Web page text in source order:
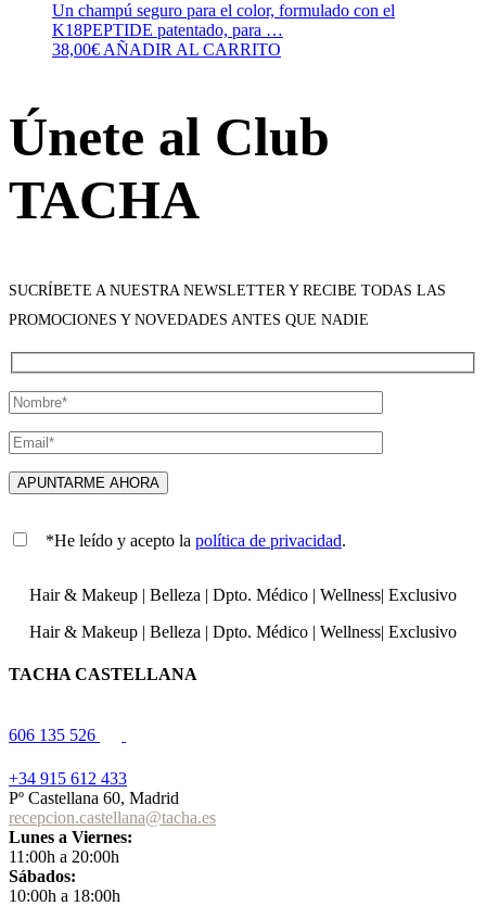
Un champú seguro para el color, formulado con el
K18PEPTIDE patentado, para …
38,00€AÑADIR AL CARRITO
Únete al Club
TACHA
SUCRÍBETE A NUESTRA NEWSLETTER Y RECIBE TODAS LAS
PROMOCIONES Y NOVEDADES ANTES QUE NADIE
*He leído y acepto la política de privacidad.
Hair & Makeup | Belleza | Dpto. Médico | Wellness| Exclusivo
Hair & Makeup | Belleza | Dpto. Médico | Wellness| Exclusivo
TACHA CASTELLANA
606 135 526
+34 915 612 433
Pº Castellana 60, Madrid
recepcion.castellana@tacha.es
Lunes a Viernes:
11:00h a 20:00h
Sábados:
10:00h a 18:00h